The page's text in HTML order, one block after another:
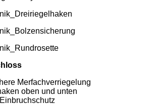
Merfachverriegelung
oben und unten